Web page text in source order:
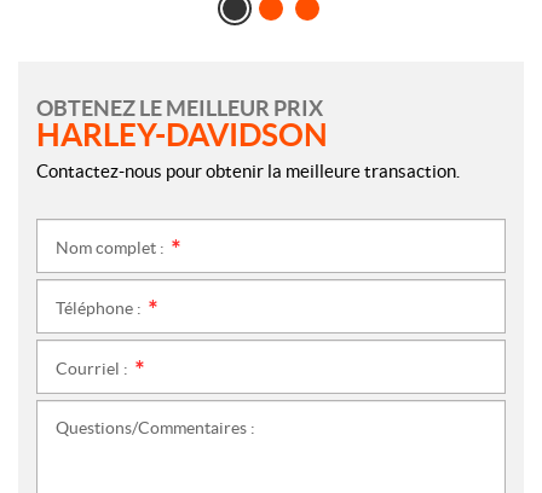
OBTENEZ LE MEILLEUR PRIX
HARLEY-DAVIDSON
Contactez-nous pour obtenir la meilleure transaction.
Nom complet :
Téléphone :
Courriel :
Questions/Commentaires :